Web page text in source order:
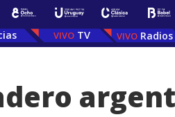
TV Radios